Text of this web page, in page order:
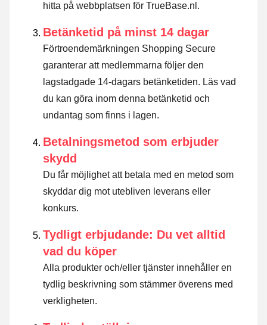
hitta på webbplatsen för TrueBase.nl.
Betänketid på minst 14 dagar
Förtroendemärkningen Shopping Secure
garanterar att medlemmarna följer den
lagstadgade 14-dagars betänketiden. Läs vad
du kan göra inom denna betänketid och
undantag som finns i lagen.
Betalningsmetod som erbjuder
skydd
Du får möjlighet att betala med en metod som
skyddar dig mot utebliven leverans eller
konkurs.
Tydligt erbjudande: Du vet alltid
vad du köper
Alla produkter och/eller tjänster innehåller en
tydlig beskrivning som stämmer överens med
verkligheten.